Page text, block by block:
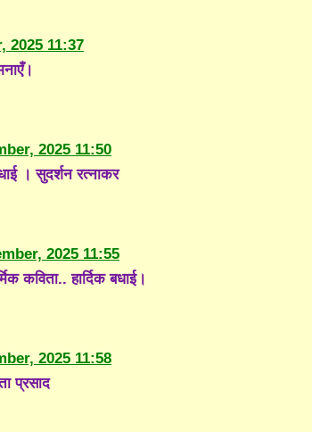
2025 11:37
2025 11:50
। सुदर्शन रत्नाकर
2025 11:55
कविता.. हार्दिक बधाई।
2025 11:58
प्रसाद